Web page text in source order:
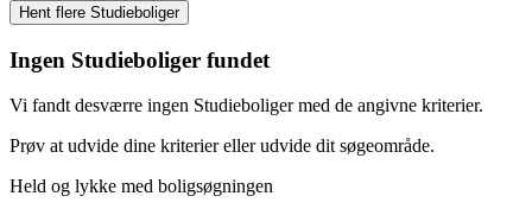
Ingen Studieboliger fundet
Vi fandt desværre ingen Studieboliger med de angivne kriterier.
Prøv at udvide dine kriterier eller udvide dit søgeområde.
Held og lykke med boligsøgningen